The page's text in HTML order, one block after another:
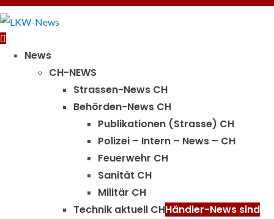
MenuNews
CH-NEWS
Strassen-News CH
Behörden-News CH
Publikationen (Strasse) CH
Polizei – Intern – News – CH
Feuerwehr CH
Sanität CH
Militär CH
Technik aktuell CHHändler-News sind